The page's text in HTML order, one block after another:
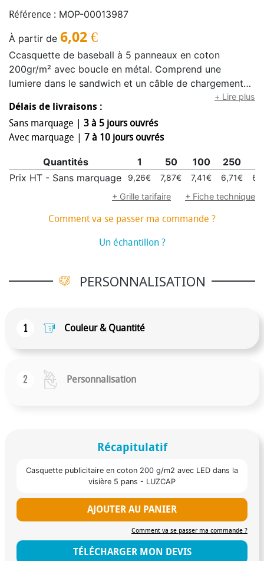
Référence : MOP-00013987
À partir de 6,02 €
Ccasquette de baseball à 5 panneaux en coton
200gr/m² avec boucle en métal. Comprend une
lumiere dans le sandwich et un câble de chargement
USB. Permet de profiter d’une source de lumière
directionnelle sans occuper ses mains (lecture d’une
carte, bricolage, promenade nocturne, etc.). S’avère
particulièrement utile pour les activités de plein air
conditions de faible luminosité.
+ Lire plus
Délais de livraisons :
Sans marquage | 3 à 5 jours ouvrés
Avec marquage | 7 à 10 jours ouvrés
Quantités 1 50 100 250
Prix HT - Sans marquage
9,26€ 7,87€ 7,41€ 6,71€
+ Grille tarifaire
+ Fiche technique
Comment va se passer ma commande ?
Un échantillon ?
PERSONNALISATION
1 Couleur & Quantité
2 Personnalisation
Récapitulatif
Casquette publicitaire en coton 200 g/m2 avec LED dans la
visière 5 pans - LUZCAP
AJOUTER AU PANIER
Comment va se passer ma commande ?
TÉLÉCHARGER MON DEVIS